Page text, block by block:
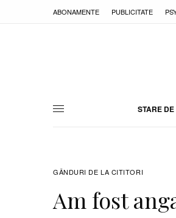
ABONAMENTE PUBLICITATE
STARE
GÂNDURI DE LA CITITORI
Am fost